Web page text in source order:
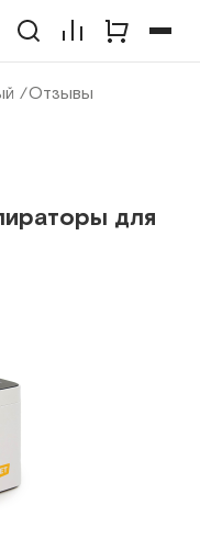
Отзывы
для